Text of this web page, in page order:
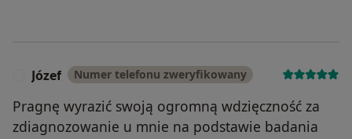
Józef Numer telefonu zweryfikowany
Pragnę wyrazić swoją ogromną wdzięczność za
zdiagnozowanie u mnie na podstawie badania